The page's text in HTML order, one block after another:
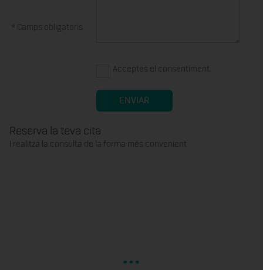
Acceptes el consentiment.
Reserva la teva cita
I realitza la consulta de la forma més convenient